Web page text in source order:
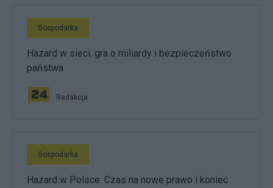
Gospodarka
Hazard w sieci: gra o miliardy i bezpieczeństwo
państwa
Redakcja
Gospodarka
Hazard w Polsce. Czas na nowe prawo i koniec